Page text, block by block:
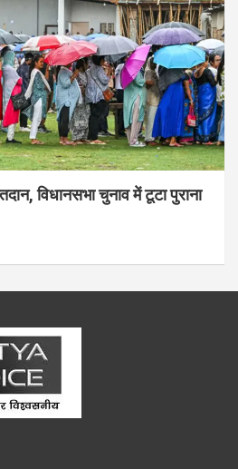
विधानसभा चुनाव में टूटा पुराना